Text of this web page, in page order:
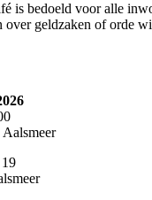
is bedoeld voor alle
over geldzaken of orde